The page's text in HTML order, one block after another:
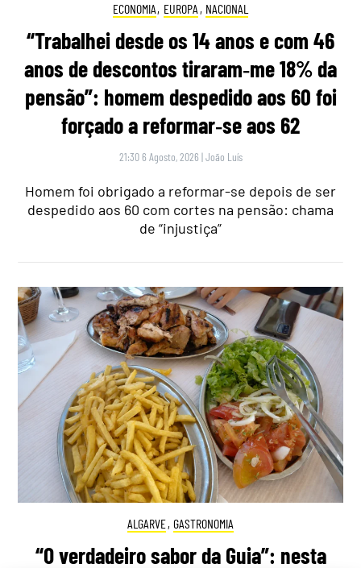
ECONOMIA, EUROPA , NACIONAL
“Trabalhei desde os 14 anos e com 46
anos de descontos tiraram‑me 18% da
pensão”: homem despedido aos 60 foi
forçado a reformar‑se aos 62
21:30 6 Agosto, 2026 |João Luís
Homem foi obrigado a reformar-se depois de ser
despedido aos 60 com cortes na pensão: chama
de “injustiça”
ALGARVE, GASTRONOMIA
“O verdadeiro sabor da Guia”: nesta